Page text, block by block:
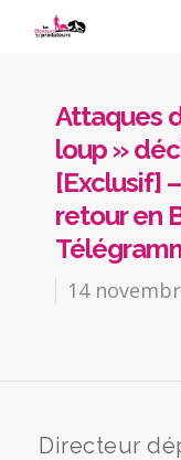
Attaques
loup »
[Exclusif]
retour en
14
Directeur